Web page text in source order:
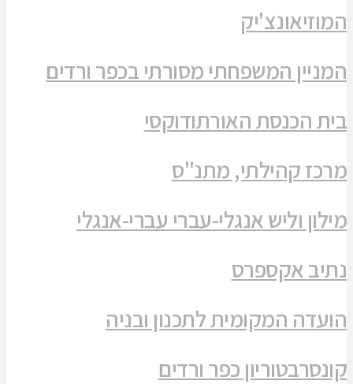
המוזיאונצ'יק
המניין המשפחתי מסורתי בכפר ורדים
בית הכנסת האורתודוקסי
מרכז קהילתי, מתנ"ס
מילון וליש אנגלי-עברי עברי-אנגלי
נתיב אקספרס
הועדה המקומית לתכנון ובניה
קונסרבטוריון כפר ורדים